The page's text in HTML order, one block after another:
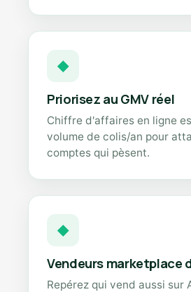
◆
Priorisez au GMV réel
Chiffre d'affaires en ligne
volume de colis/an pour
comptes qui pèsent.
◆
Vendeurs marketplace
Repérez qui vend aussi sur